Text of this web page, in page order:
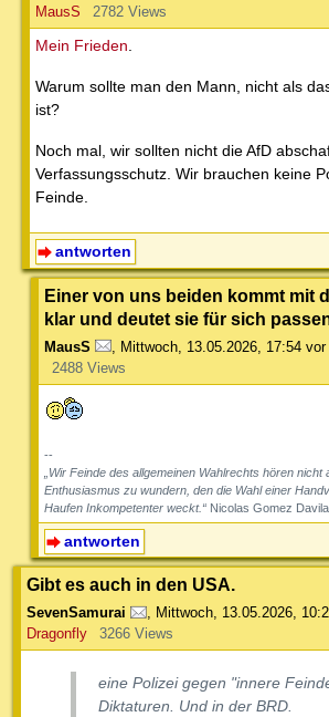
MausS 2782 Views
Mein Frieden
Warum sollte man den Mann, nicht als
ist?
Noch mal, wir sollten nicht die AfD
Verfassungsschutz. Wir brauchen keine
Feinde.
antworten
Einer von uns beiden kommt mit
klar und deutet sie für sich
MausS Mittwoch, 13.05.2026, 17:54 vor
2488 Views
--
„Wir Feinde des allgemeinen Wahlrechts hören nicht
Enthusiasmus zu wundern, den die Wahl einer
Haufen Inkompetenter weckt.“ Nicolas Gomez Davila
antworten
Gibt es auch in den USA.
SevenSamurai , Mittwoch, 13.05.2026,
Dragonfly
3266 Views
eine Polizei gegen "innere
Diktaturen. Und in der BRD.